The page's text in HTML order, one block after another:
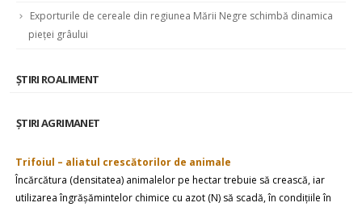
Exporturile de cereale din regiunea Mării Negre schimbă dinamica
pieței grâului
ȘTIRI ROALIMENT
ȘTIRI AGRIMANET
Trifoiul – aliatul crescătorilor de animale
Încărcătura (densitatea) animalelor pe hectar trebuie să crească, iar
utilizarea îngrășămintelor chimice cu azot (N) să scadă, în condițiile în